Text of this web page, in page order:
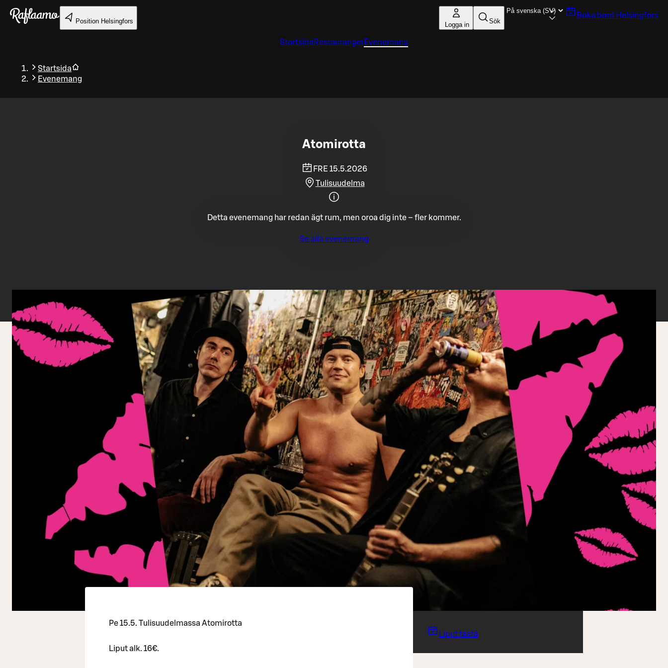
Gå till huvudinnehållet
Position Helsingfors Logga in Sök
Boka bord Helsingfors
Startsida RestaurangerEvenemang
Startsida
Evenemang
Tillbaka
Atomirotta
FRE 15.5.2026
Tulisuudelma
Detta evenemang har redan ägt rum, men oroa dig inte – fler kommer.
Se alla evenemang
Pe 15.5. Tulisuudelmassa Atomirotta
Liput alk. 16€.
Liput tästä